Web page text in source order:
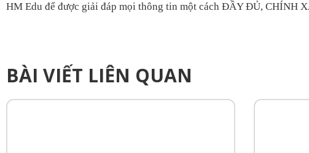
HM Edu để được giải đáp mọi thông tin một cách ĐẦY ĐỦ, CHÍNH
BÀI VIẾT LIÊN QUAN